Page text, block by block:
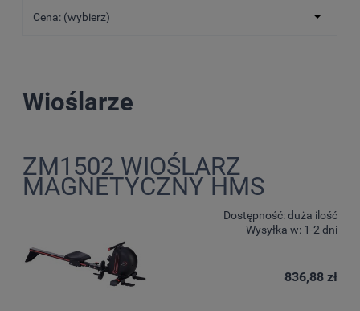
Cena: (wybierz)
Wioślarze
ZM1502 WIOŚLARZ
MAGNETYCZNY HMS
Dostępność:duża ilość
Wysyłka w: 1-2 dni
836,88 zł